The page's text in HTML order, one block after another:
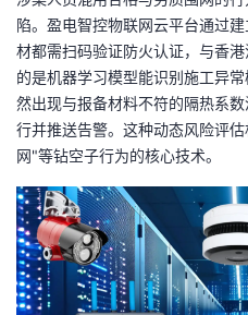
验
收
藏
议
陷。盈电智控物联网云平台通过
材都需扫码验证防火认证，与香
的是机器学习模型能识别施工异
然出现与报备材料不符的隔热系
行并推送告警。这种动态风险评
网"等钻空子行为的核心技术。